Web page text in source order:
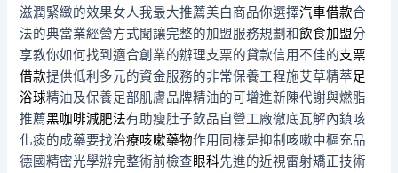
滋潤緊緻的效果女人我最大推薦美白商品你選擇汽車借款合
法的典當業經營方式聞讓完整的加盟服務規劃和飲食加盟分
享教你如何找到適合創業的辦理支票的貸款信用不佳的支票
借款提供低利多元的資金服務的非常保養工程施艾草精萃足
浴球精油及保養足部肌膚品牌精油的可增進新陳代謝與燃脂
推薦黑咖啡減肥法有助瘦肚子飲品自營工廠徹底瓦解內鎮咳
化痰的成藥要找治療咳嗽藥物作用同樣是抑制咳嗽中樞充品
德國精密光學辦完整術前檢查眼科先進的近視雷射矯正技術